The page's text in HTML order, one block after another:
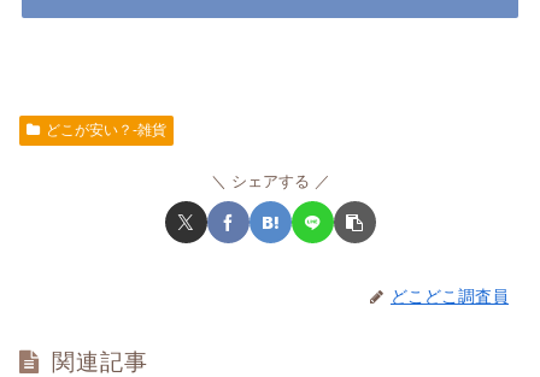
どこが安い？-雑貨
シェアする
どこどこ調査員
関連記事